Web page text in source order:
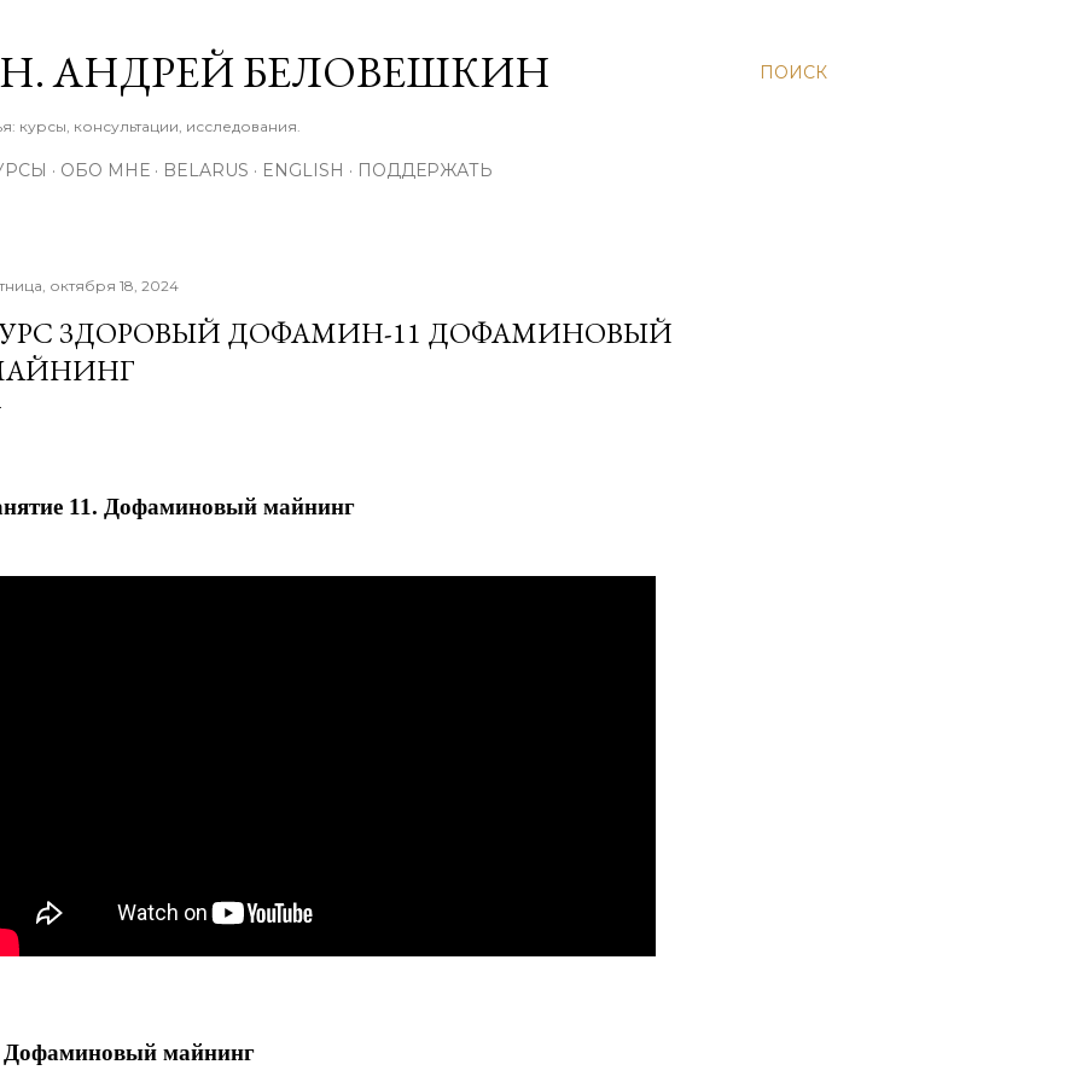
ПОИСК
АНДРЕЙ БЕЛОВЕШКИН
курсы, консультации, исследования.
ОБО МНЕ BELARUS ENGLISH ПОДДЕРЖАТЬ
октября 18, 2024
ЗДОРОВЫЙ ДОФАМИН-11 ДОФАМИНОВЫЙ
11. Дофаминовый майнинг
Дофаминовый майнинг